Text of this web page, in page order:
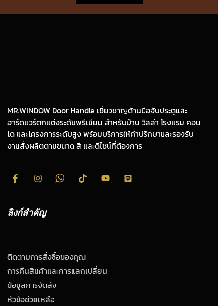
MR.WINDOW Door Handle เชี่ยวชาญด้านมือจับประตูและ
ฮาร์ดแวร์ตกแต่งระดับพรีเมียม สำหรับบ้าน วิลล่า โรงแรม คอน
โด และโครงการระดับสูง พร้อมบริการให้คำปรึกษาและรองรับ
งานสั่งผลิตตามขนาด สี และดีไซน์ที่ต้องการ
ลิงก์สำคัญ
ติดตามการสั่งซื้อของคุณ
การคืนสินค้าและการแลกเปลี่ยน
ข้อมูลการจัดส่ง
หัวข้อช่วยเหลือ